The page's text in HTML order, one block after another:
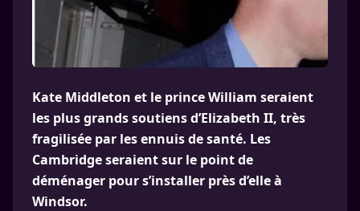
Kate Middleton et le prince William seraient
les plus grands soutiens d’Elizabeth II, très
fragilisée par les ennuis de santé. Les
Cambridge seraient sur le point de
déménager pour s’installer près d’elle à
Windsor.